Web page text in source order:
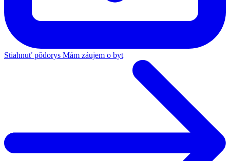
Stiahnuť pôdorys Mám záujem o byt